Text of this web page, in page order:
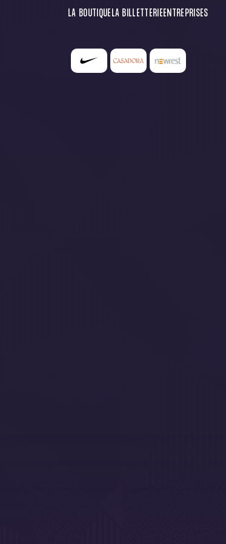
LA BOUTIQUELA BILLETTERIEENTREPRISES